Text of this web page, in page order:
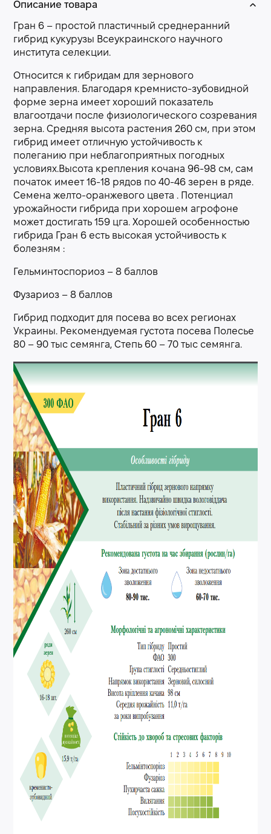
Описание товара
Гран 6 – простой пластичный среднеранний
гибрид кукурузы Всеукраинского научного
института селекции.
Относится к гибридам для зернового
направления. Благодаря кремнисто-зубовидной
форме зерна имеет хороший показатель
влагоотдачи после физиологического созревания
зерна. Средняя высота растения 260 см, при этом
гибрид имеет отличную устойчивость к
полеганию при неблагоприятных погодных
условиях.Высота крепления кочана 96-98 см, сам
початок имеет 16-18 рядов по 40-46 зерен в ряде.
Семена желто-оранжевого цвета . Потенциал
урожайности гибрида при хорошем агрофоне
может достигать 159 цга. Хорошей особенностью
гибрида Гран 6 есть высокая устойчивость к
болезням :
Гельминтоспориоз – 8 баллов
Фузариоз – 8 баллов
Гибрид подходит для посева во всех регионах
Украины. Рекомендуемая густота посева Полесье
80 – 90 тыс семянга, Степь 60 – 70 тыс семянга.